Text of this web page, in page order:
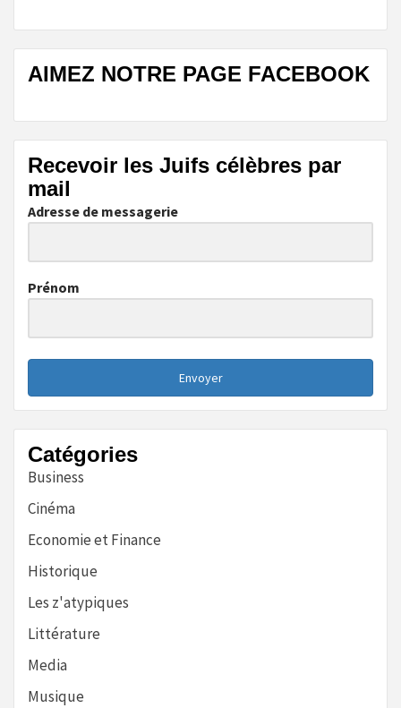
AIMEZ NOTRE PAGE FACEBOOK
Recevoir les Juifs célèbres par
mail
Adresse de messagerie
Prénom
Envoyer
Catégories
Business
Cinéma
Economie et Finance
Historique
Les z'atypiques
Littérature
Media
Musique